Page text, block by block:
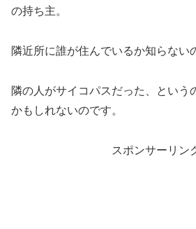
の持ち主。
隣近所に誰が住んでいるか知らない
隣の人がサイコパスだった、という
かもしれないのです。
スポンサーリン